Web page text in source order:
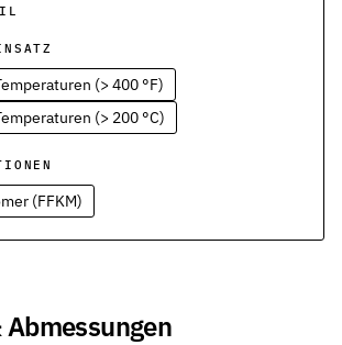
Normen in der Dichtungstechnik – Übersicht
FDA, LkSG und weitere Richtlinien für
(> 400 °F)
(> 200 °C)
(FFKM)